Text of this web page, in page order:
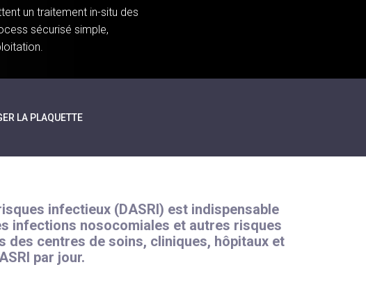
un traitement in-situ des
sécurisé simple,
LA PLAQUETTE
infectieux (DASRI) est indispensable
infections nosocomiales et autres risques
des centres de soins, cliniques, hôpitaux et
par jour.